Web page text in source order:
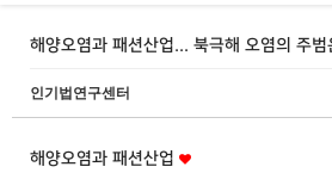
해양오염과 패션산업... 북극해 오염의 주
인기법연구센터
해양오염과 패션산업